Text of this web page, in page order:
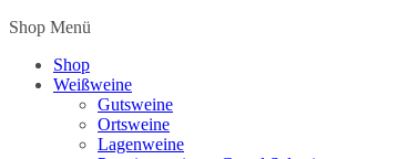
Shop Menü
Shop
Weißweine
Gutsweine
Ortsweine
Lagenweine